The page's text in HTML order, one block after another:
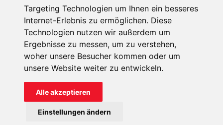
Targeting Technologien um Ihnen ein besseres
Internet-Erlebnis zu ermöglichen. Diese
Technologien nutzen wir außerdem um
Ergebnisse zu messen, um zu verstehen,
woher unsere Besucher kommen oder um
unsere Website weiter zu entwickeln.
Alle akzeptieren
Einstellungen ändern
KIN weltweit
Impressum Datenschutz